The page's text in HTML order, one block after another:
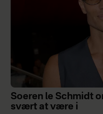
Soeren le Schmidt
svært at være i